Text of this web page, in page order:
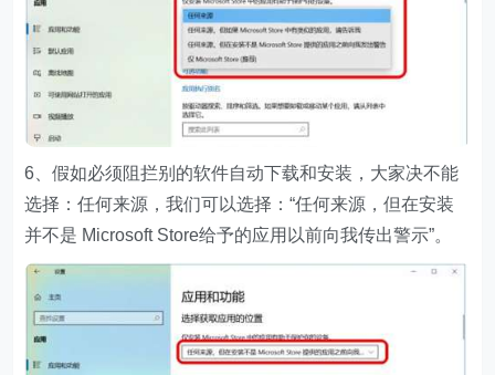
6、假如必须阻拦别的软件自动下载和安装，大家决不能
选择：任何来源，我们可以选择：“任何来源，但在安装
并不是 Microsoft Store给予的应用以前向我传出警示”。